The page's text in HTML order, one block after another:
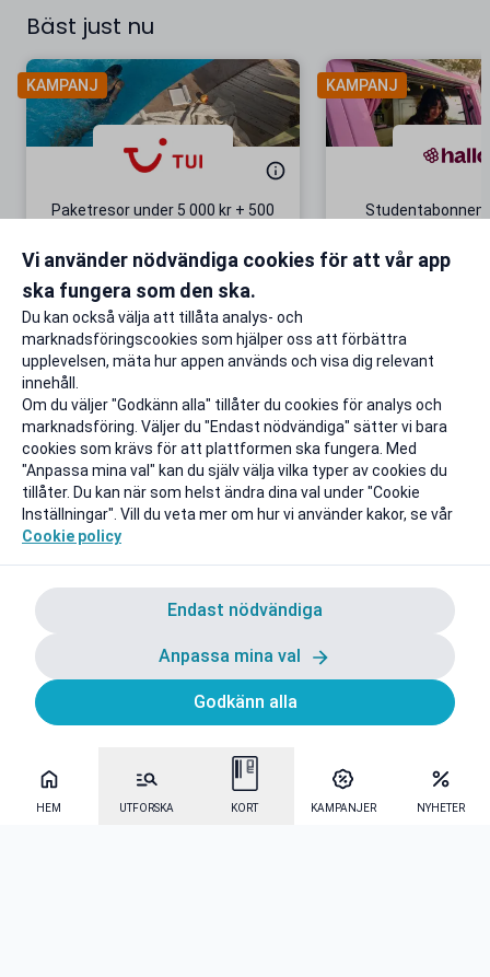
HEM UTFORSKA KORT KAMPANJER NYHETER
Bäst just nu
KAMPANJ
Paketresor under 5 000 kr + 500
Gäller även på redan prissänkta
Till rabatten
KAMPANJ
+ 20 GB
Vi använder nödvändiga cookies för att vår app
ska fungera som den ska.
Du kan också välja att tillåta analys- och
marknadsföringscookies som hjälper oss att förbättra
upplevelsen, mäta hur appen används och visa dig relevant
innehåll.
Om du väljer "Godkänn alla" tillåter du cookies för analys och
marknadsföring. Väljer du "Endast nödvändiga" sätter vi bara
cookies som krävs för att plattformen ska fungera. Med
"Anpassa mina val" kan du själv välja vilka typer av cookies du
tillåter. Du kan när som helst ändra dina val under "Cookie
Inställningar". Vill du veta mer om hur vi använder kakor, se vår
Cookie policy
Endast nödvändiga
Anpassa mina val
Godkänn alla